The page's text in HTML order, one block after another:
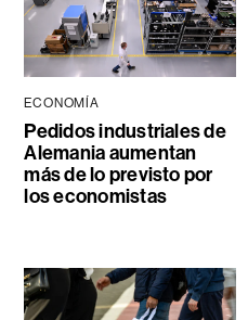
ECONOMÍA
Pedidos industriales de
Alemania aumentan
más de lo previsto por
los economistas